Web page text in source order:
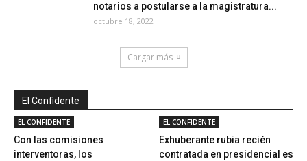
notarios a postularse a la magistratura...
octubre 18, 2022
Cargar más
El Confidente
EL CONFIDENTE
Con las comisiones
interventoras, los
EL CONFIDENTE
Exhuberante rubia recién
contratada en presidencial es